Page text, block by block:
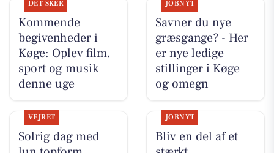
DET SKER
Kommende
begivenheder i
Køge: Oplev film,
sport og musik
denne uge
JOBNYT
Savner du nye
græsgange? - Her
er nye ledige
stillinger i Køge
og omegn
VEJRET
Solrig dag med
JOBNYT
Bliv en del af et